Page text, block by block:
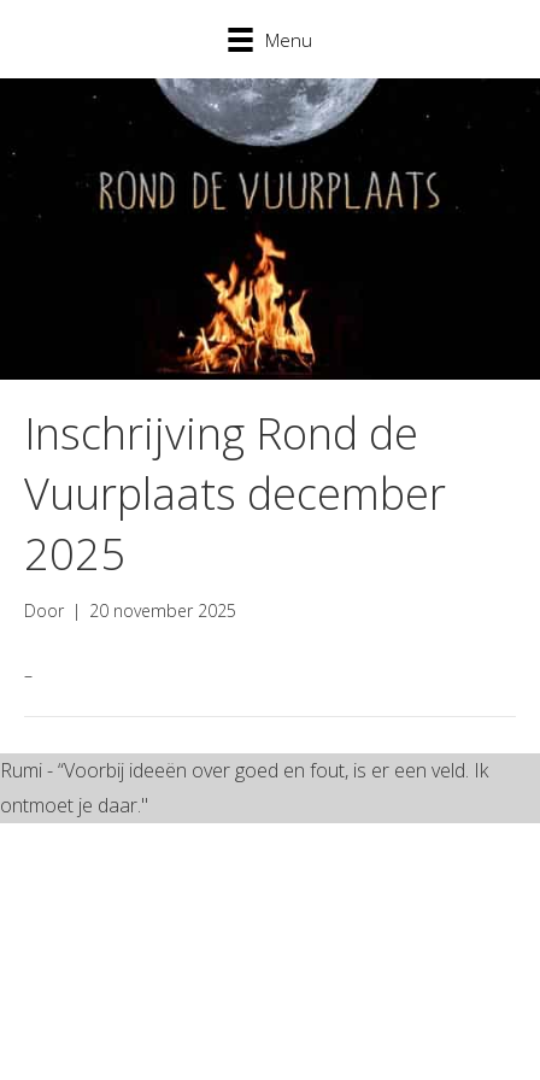
Menu
Inschrijving Rond de
Vuurplaats december
2025
Door | 20 november 2025
–
Rumi - “Voorbij ideeën over goed en fout, is er een veld. Ik
ontmoet je daar."